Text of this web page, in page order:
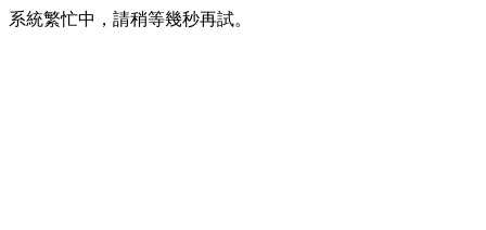
系統繁忙中，請稍等幾秒再試。